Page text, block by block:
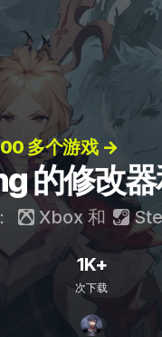
多个游戏 →
的修改器
Xbox 和
1K+
次下载